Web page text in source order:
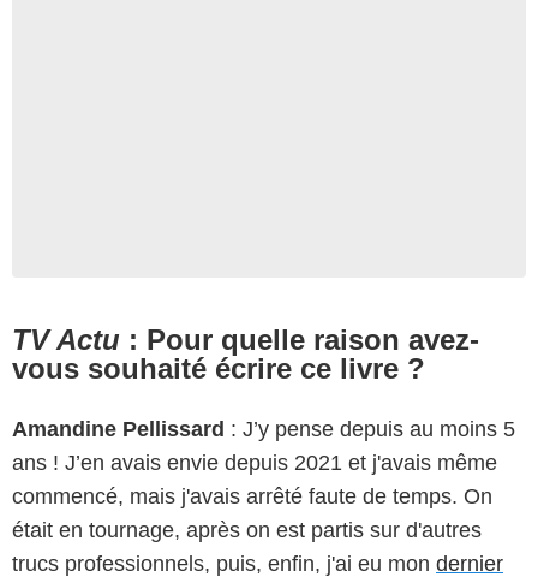
TV Actu : Pour quelle raison avez-
vous souhaité écrire ce livre ?
Amandine Pellissard : J’y pense depuis au moins 5
ans ! J’en avais envie depuis 2021 et j'avais même
commencé, mais j'avais arrêté faute de temps. On
était en tournage, après on est partis sur d'autres
trucs professionnels, puis, enfin, j'ai eu mon dernier